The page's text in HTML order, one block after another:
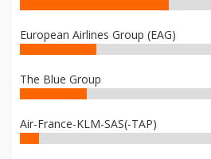
European Airlines Group (EAG)
The Blue Group
Air-France-KLM-SAS(-TAP)